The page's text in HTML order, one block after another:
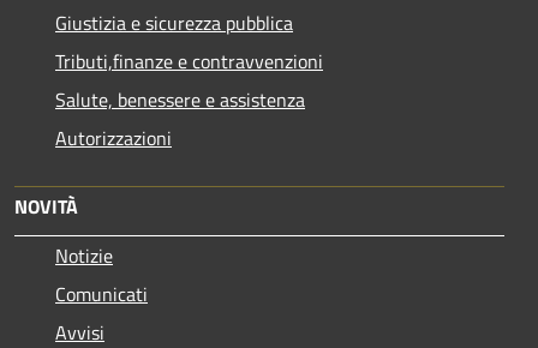
Giustizia e sicurezza pubblica
Tributi,finanze e contravvenzioni
Salute, benessere e assistenza
Autorizzazioni
NOVITÀ
Notizie
Comunicati
Avvisi